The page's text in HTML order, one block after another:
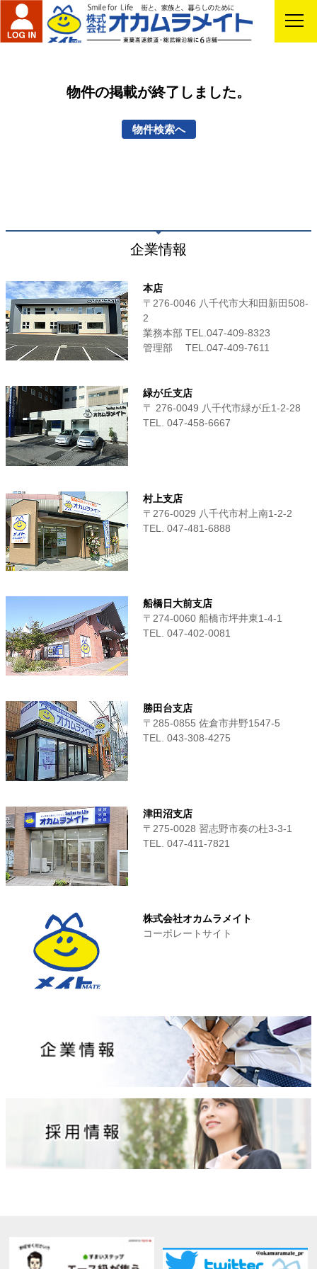
物件の掲載が終了しました。
物件検索へ
企業情報
本店
〒276-0046 八千代市大和田新田508-
2
業務本部 TEL.047-409-8323
管理部 TEL.047-409-7611
緑が丘支店
〒 276-0049 八千代市緑が丘1-2-28
TEL. 047-458-6667
村上支店
〒276-0029 八千代市村上南1-2-2
TEL. 047-481-6888
船橋日大前支店
〒274-0060 船橋市坪井東1-4-1
TEL. 047-402-0081
勝田台支店
〒285-0855 佐倉市井野1547-5
TEL. 043-308-4275
津田沼支店
〒275-0028 習志野市奏の杜3-3-1
TEL. 047-411‐7821
株式会社オカムラメイト
コーポレートサイト